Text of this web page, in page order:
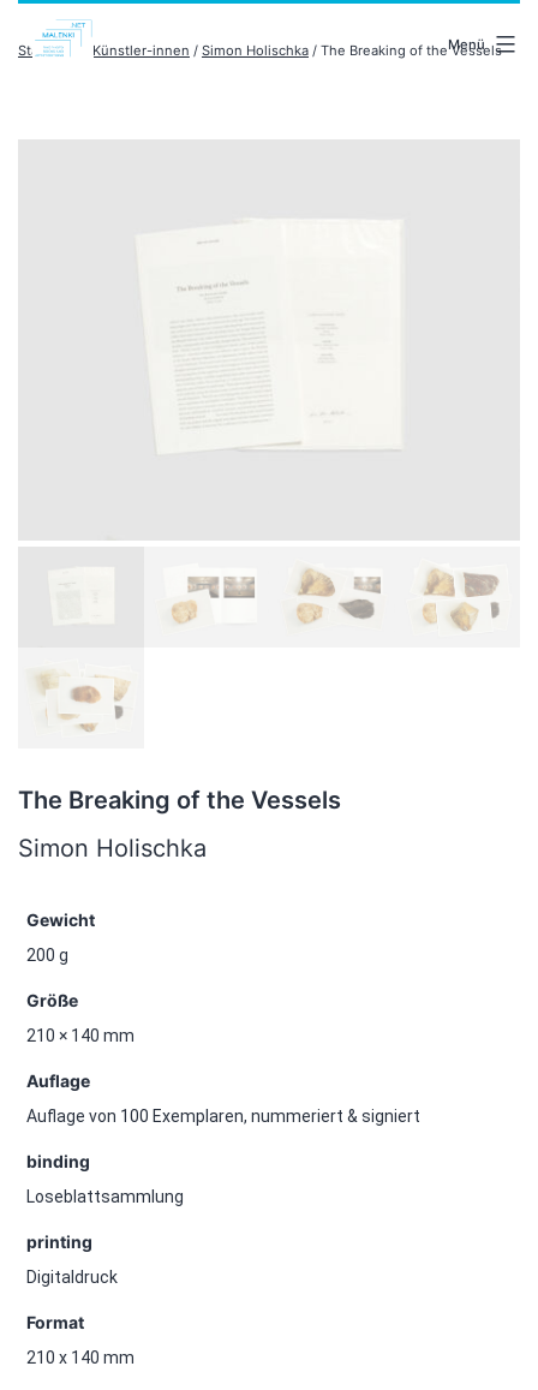
Inhalt
Menü
Startseite / Künstler-innen / Simon Holischka / The Breaking of the Vessels
The Breaking of the Vessels
Simon Holischka
Gewicht
200 g
Größe
210 × 140 mm
Auflage
Auflage von 100 Exemplaren, nummeriert & signiert
binding
Loseblattsammlung
printing
Digitaldruck
Format
210 x 140 mm